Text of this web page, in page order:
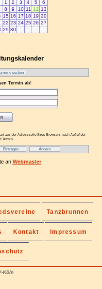
suchen
Termin ab!
aus der Adresszeile Ihres Browsers nach Aufruf der
Termin.
Eintragen Ändern
an Webmaster
Tanzbrunnen
Kontakt Impressum
Köln